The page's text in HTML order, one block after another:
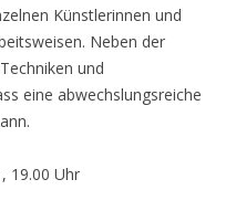
Künstlerinnen und
Neben der
und
eine abwechslungsreiche
19.00 Uhr